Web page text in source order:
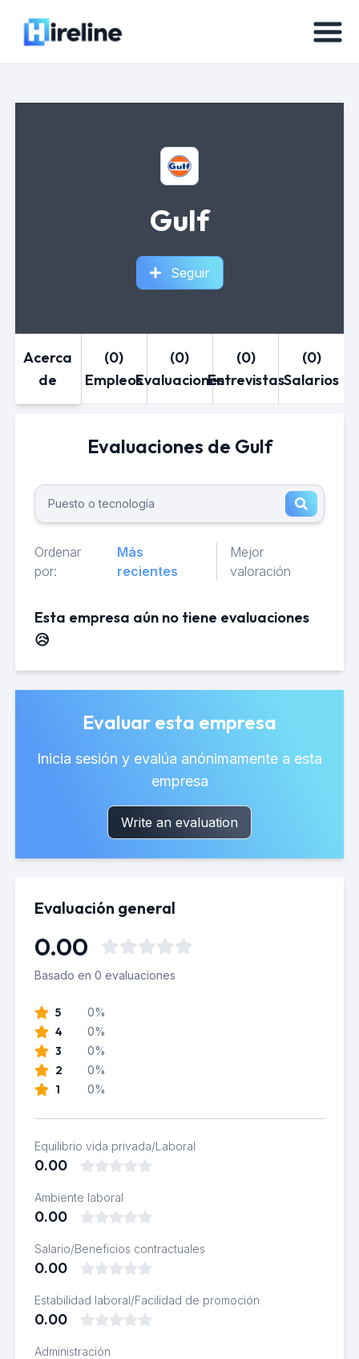
Gulf
Seguir
Acerca
de
(0)
Empleos
(0)
Evaluaciones
(0)
Entrevistas
(0)
Salarios
Evaluaciones de Gulf
Ordenar
por:
Más
recientes
Mejor
valoración
Esta empresa aún no tiene evaluaciones
😥
Evaluar esta empresa
Inicia sesión y evalúa anónimamente a esta
empresa
Write an evaluation
Evaluación general
0.00
Basado en 0 evaluaciones
5 0%
4 0%
3 0%
2 0%
1 0%
Equilibrio vida privada/Laboral
0.00
Ambiente laboral
0.00
Salario/Beneficios contractuales
0.00
Estabilidad laboral/Facilidad de promoción
0.00
Administración